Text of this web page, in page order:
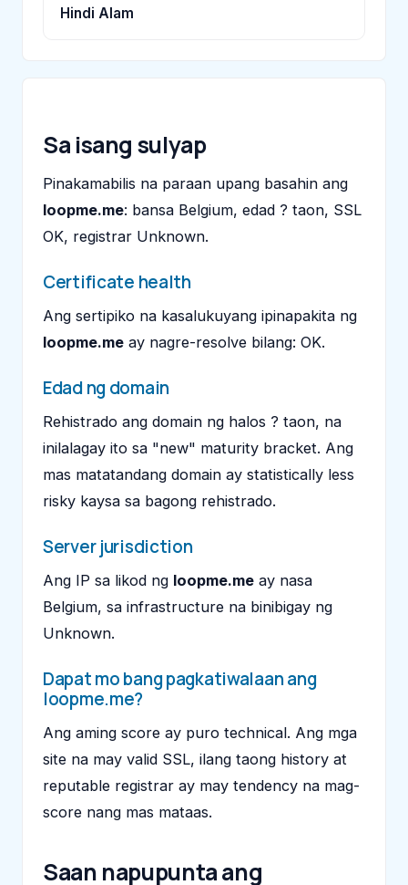
Hindi Alam
Sa isang sulyap
Pinakamabilis na paraan upang basahin ang
loopme.me: bansa Belgium, edad ? taon, SSL
OK, registrar Unknown.
Certificate health
Ang sertipiko na kasalukuyang ipinapakita ng
loopme.me ay nagre-resolve bilang: OK.
Edad ng domain
Rehistrado ang domain ng halos ? taon, na
inilalagay ito sa "new" maturity bracket. Ang
mas matatandang domain ay statistically less
risky kaysa sa bagong rehistrado.
Server jurisdiction
Ang IP sa likod ng loopme.me ay nasa
Belgium, sa infrastructure na binibigay ng
Unknown.
Dapat mo bang pagkatiwalaan ang
loopme.me?
Ang aming score ay puro technical. Ang mga
site na may valid SSL, ilang taong history at
reputable registrar ay may tendency na mag-
score nang mas mataas.
Saan napupunta ang